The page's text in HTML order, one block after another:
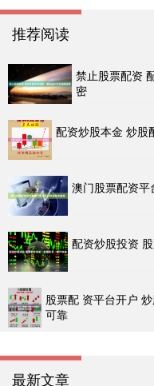
推荐阅读
禁止股票配资
密
配资炒股本金 炒股
澳门股票配资
配资炒股投资
股票配 资平台开户
可靠
最新文章